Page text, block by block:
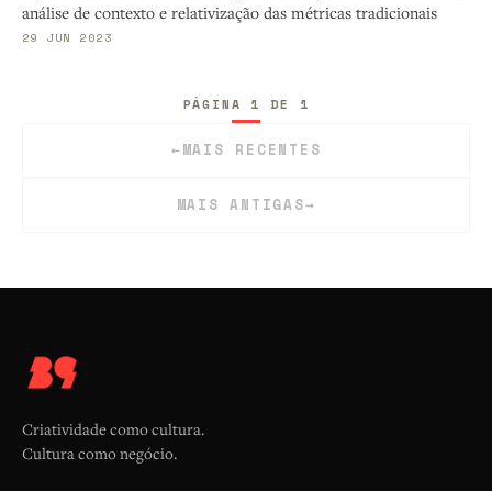
análise de contexto e relativização das métricas tradicionais
29 JUN 2023
←MAIS RECENTES
PÁGINA 1 DE 1
MAIS ANTIGAS→
Criatividade como cultura.
Cultura como negócio.